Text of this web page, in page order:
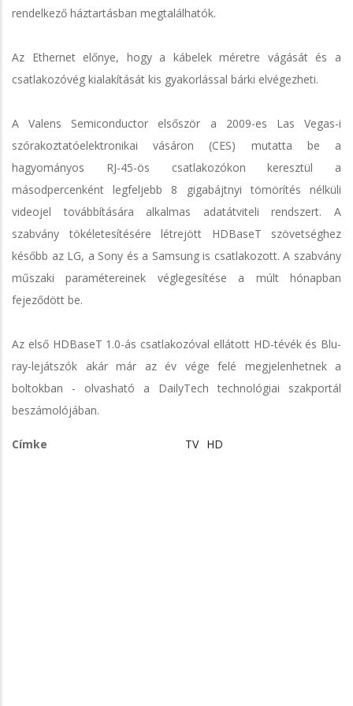
rendelkező háztartásban megtalálhatók.
Az Ethernet előnye, hogy a kábelek méretre vágását és a
csatlakozóvég kialakítását kis gyakorlással bárki elvégezheti.
A Valens Semiconductor elsőször a 2009-es Las Vegas-i
szórakoztatóelektronikai vásáron (CES) mutatta be a
hagyományos RJ-45-ös csatlakozókon keresztül a
másodpercenként legfeljebb 8 gigabájtnyi tömörítés nélküli
videojel továbbítására alkalmas adatátviteli rendszert. A
szabvány tökéletesítésére létrejött HDBaseT szövetséghez
később az LG, a Sony és a Samsung is csatlakozott. A szabvány
műszaki paramétereinek véglegesítése a múlt hónapban
fejeződött be.
Az első HDBaseT 1.0-ás csatlakozóval ellátott HD-tévék és Blu-
ray-lejátszók akár már az év vége felé megjelenhetnek a
boltokban - olvasható a DailyTech technológiai szakportál
beszámolójában.
Címke TV HD